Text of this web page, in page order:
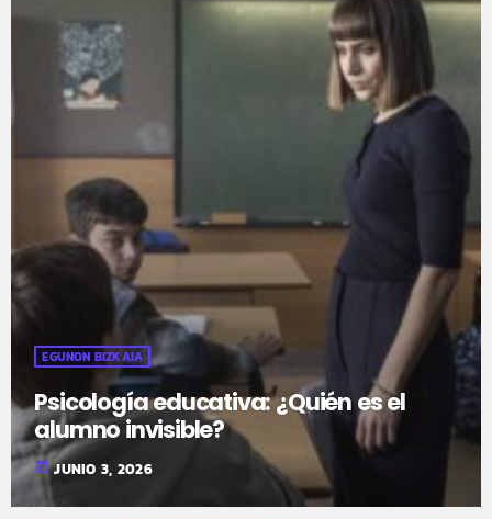
EGUNON BIZKAIA
Psicología educativa: ¿Quién es el
alumno invisible?
today JUNIO 3, 2026